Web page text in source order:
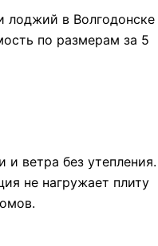
лоджий в Волгодонске
по размерам за 5
ветра без утепления.
не нагружает плиту